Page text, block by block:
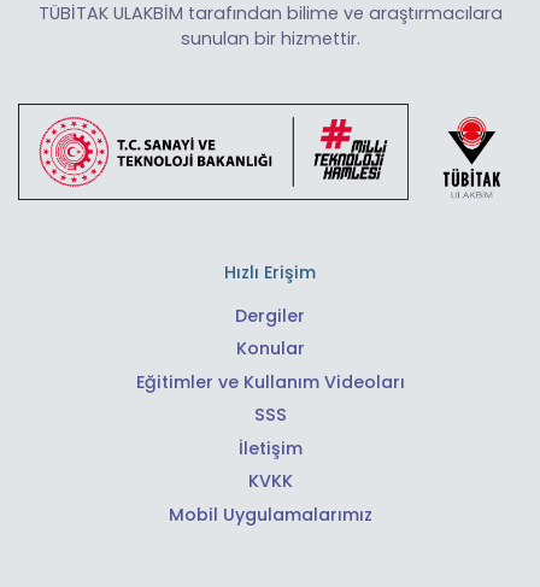
TÜBİTAK ULAKBİM tarafından bilime ve araştırmacılara
sunulan bir hizmettir.
Hızlı Erişim
Dergiler
Konular
Eğitimler ve Kullanım Videoları
SSS
İletişim
KVKK
Mobil Uygulamalarımız